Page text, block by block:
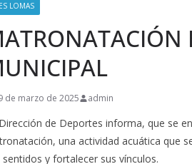
LOMAS
de marzo de 2025 admin
de Deportes informa, que se
una actividad acuática que
sentidos y fortalecer sus vínculos.